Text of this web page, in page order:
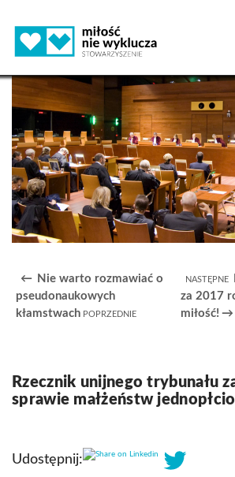
Nie warto rozmawiać o
pseudonaukowych
kłamstwach
za 2017
miłość!
Rzecznik unijnego trybunału
sprawie małżeństw
Udostępnij: Share on Linkedin